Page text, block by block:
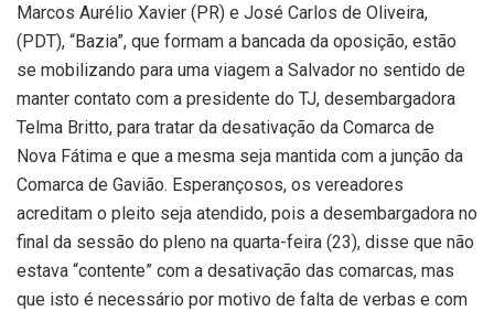
Marcos Aurélio Xavier (PR) e José Carlos de Oliveira,
(PDT), “Bazia”, que formam a bancada da oposição, estão
se mobilizando para uma viagem a Salvador no sentido de
manter contato com a presidente do TJ, desembargadora
Telma Britto, para tratar da desativação da Comarca de
Nova Fátima e que a mesma seja mantida com a junção da
Comarca de Gavião. Esperançosos, os vereadores
acreditam o pleito seja atendido, pois a desembargadora no
final da sessão do pleno na quarta-feira (23), disse que não
estava “contente” com a desativação das comarcas, mas
que isto é necessário por motivo de falta de verbas e com